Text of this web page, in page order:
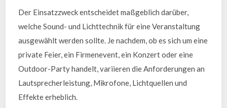
Der Einsatzzweck entscheidet maßgeblich darüber,
welche Sound- und Lichttechnik für eine Veranstaltung
ausgewählt werden sollte. Je nachdem, ob es sich um eine
private Feier, ein Firmenevent, ein Konzert oder eine
Outdoor-Party handelt, variieren die Anforderungen an
Lautsprecherleistung, Mikrofone, Lichtquellen und
Effekte erheblich.